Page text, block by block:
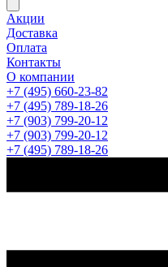
Акции
Доставка
Оплата
Контакты
О компании
+7 (495) 660-23-82
+7 (495) 789-18-26
+7 (903) 799-20-12
+7 (903) 799-20-12
+7 (495) 789-18-26